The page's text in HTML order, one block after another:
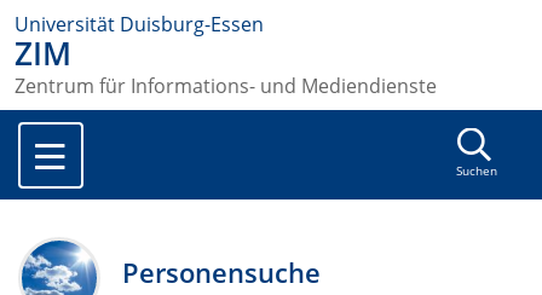
Universität Duisburg-Essen
ZIM
Zentrum für Informations- und Mediendienste
Suchen
Personensuche